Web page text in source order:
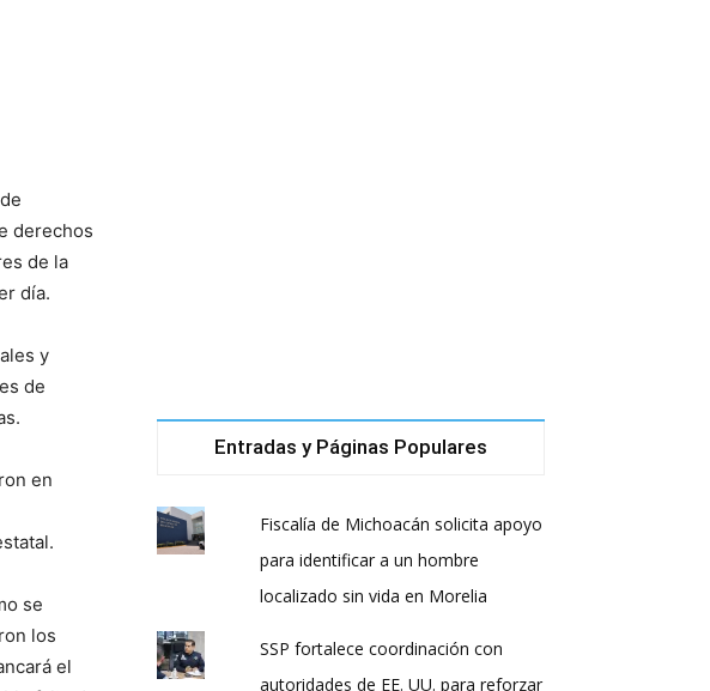
derechos
de la
día.
y
de
en
se
los
el
Entradas y Páginas Populares
Fiscalía de Michoacán solicita apoyo
para identificar a un hombre
localizado sin vida en Morelia
SSP fortalece coordinación con
autoridades de EE. UU. para reforzar